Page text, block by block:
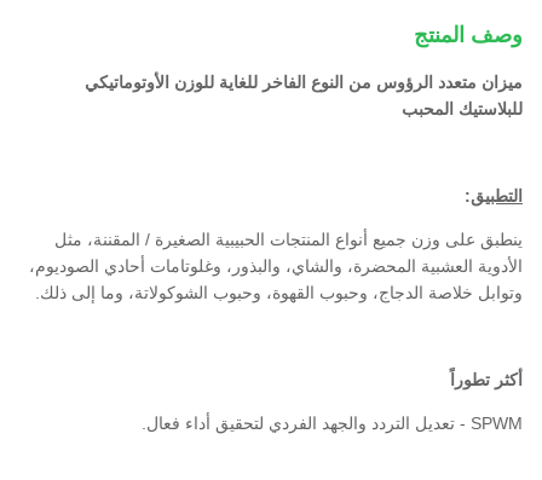
وصف المنتج
ميزان متعدد الرؤوس من النوع الفاخر للغاية للوزن الأوتوماتيكي
للبلاستيك المحبب
التطبيق:
ينطبق على وزن جميع أنواع المنتجات الحبيبية الصغيرة / المقننة، مثل
الأدوية العشبية المحضرة، والشاي، والبذور، وغلوتامات أحادي الصوديوم،
وتوابل خلاصة الدجاج، وحبوب القهوة، وحبوب الشوكولاتة، وما إلى ذلك.
أكثر تطوراً
SPWM - تعديل التردد والجهد الفردي لتحقيق أداء فعال.